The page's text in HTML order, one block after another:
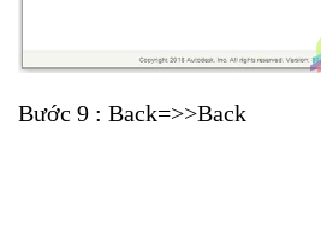
Bước 9 : Back=>>Back